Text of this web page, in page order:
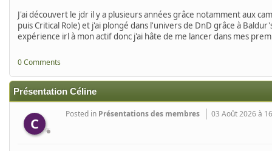
J'ai découvert le jdr il y a plusieurs années grâce notamment aux
puis Critical Role) et j'ai plongé dans l'univers de DnD grâce à
expérience irl à mon actif donc j'ai hâte de me lancer dans mes
0 Comments
Présentation Céline
C
Posted in Présentations des membres 03 Août 2026 à